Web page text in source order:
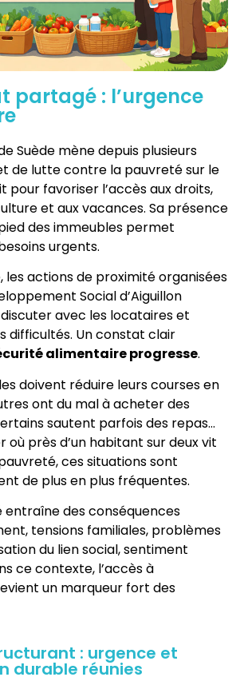
partagé : l’urgence
Suède mène depuis plusieurs
de lutte contre la pauvreté sur le
pour favoriser l’accès aux droits,
et aux vacances. Sa présence
des immeubles permet
urgents.
les actions de proximité organisées
Social d’Aiguillon
avec les locataires et
difficultés. Un constat clair
alimentaire progresse.
doivent réduire leurs courses en
ont du mal à acheter des
sautent parfois des repas…
où près d’un habitant sur deux vit
ces situations sont
de plus en plus fréquentes.
des conséquences
tensions familiales, problèmes
du lien social, sentiment
ce contexte, l’accès à
un marqueur fort des
: urgence et
durable réunies